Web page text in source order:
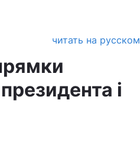
читать на русском
і